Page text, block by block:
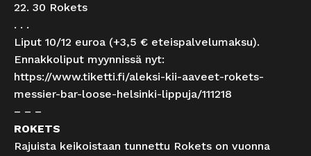
22. 30 Rokets
. . .
Liput 10/12 euroa (+3,5 € eteispalvelumaksu).
Ennakkoliput myynnissä nyt:
https://www.tiketti.fi/aleksi-kii-aaveet-rokets-
messier-bar-loose-helsinki-lippuja/111218
– – –
ROKETS
Rajuista keikoistaan tunnettu Rokets on vuonna